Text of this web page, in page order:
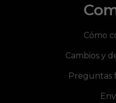
Cómo
Cambios y
Preguntas